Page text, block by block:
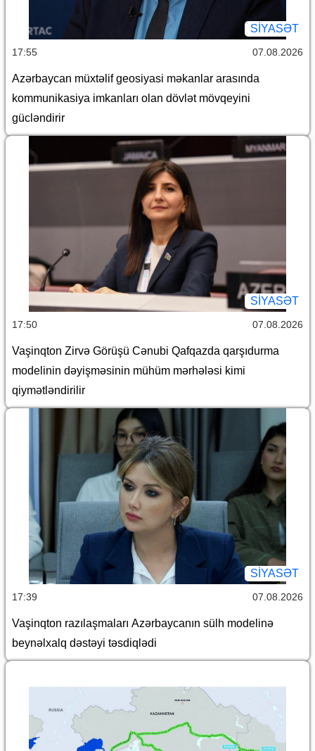
SİYASƏT
17:55 07.08.2026
Azərbaycan müxtəlif geosiyasi məkanlar arasında
kommunikasiya imkanları olan dövlət mövqeyini
gücləndirir
SİYASƏT
17:50 07.08.2026
Vaşinqton Zirvə Görüşü Cənubi Qafqazda qarşıdurma
modelinin dəyişməsinin mühüm mərhələsi kimi
qiymətləndirilir
SİYASƏT
17:39 07.08.2026
Vaşinqton razılaşmaları Azərbaycanın sülh modelinə
beynəlxalq dəstəyi təsdiqlədi